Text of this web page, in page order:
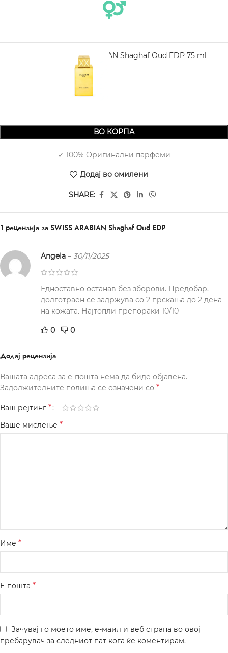
SWISS ARABIAN Shaghaf Oud EDP 75 ml
2.380,00
ВО КОРПА
✓ 100% Оригинални парфеми
Додај во омилени
SHARE:
1 рецензија за SWISS ARABIAN Shaghaf Oud EDP
Angela – 30/11/2025
Едноставно останав без зборови. Предобар,
долготраен се задржува со 2 прскања до 2 дена
на кожата. Најтопли препораки 10/10
0 0
Додај рецензија
Вашата адреса за е-пошта нема да биде објавена.
Задолжителните полиња се означени со *
Ваш рејтинг *
Ваше мислење *
Име *
Е-пошта *
Зачувај го моето име, е-маил и веб страна во овој
пребарувач за следниот пат кога ќе коментирам.